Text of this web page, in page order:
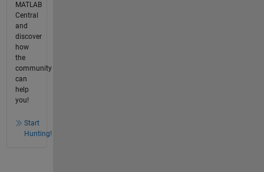
MATLAB
Central
and
discover
how
the
community
can
help
you!
Start
Hunting!